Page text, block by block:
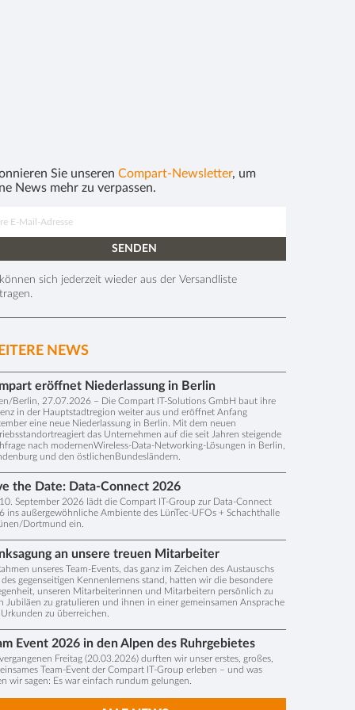
Sie unseren Compart-Newsletter, um
News mehr zu verpassen.
sich jederzeit wieder aus der Versandliste
NEWS
eröffnet Niederlassung in Berlin
Berlin, 27.07.2026 – Die Compart IT-Solutions GmbH baut ihre
in der Hauptstadtregion weiter aus und eröffnet Anfang
eine neue Niederlassung in Berlin. Mit dem neuen
das Unternehmen auf die seit Jahren steigende
nach modernenWireless-Data-Networking-Lösungen in Berlin,
und den östlichenBundesländern.
the Date: Data-Connect 2026
September 2026 lädt die Compart IT-Group zur Data-Connect
ins außergewöhnliche Ambiente des LünTec-UFOs + Schachthalle
Dortmund ein.
an unsere treuen Mitarbeiter
unseres Team-Events, das ganz im Zeichen des Austauschs
gegenseitigen Kennenlernens stand, hatten wir die besondere
unseren Mitarbeiterinnen und Mitarbeitern persönlich zu
Jubiläen zu gratulieren und ihnen in einer gemeinsamen Ansprache
zu überreichen.
Event 2026 in den Alpen des Ruhrgebietes
Freitag (20.03.2026) durften wir unser erstes, großes,
Team-Event der Compart IT-Group erleben – und was
wir sagen: Es war einfach rundum gelungen.